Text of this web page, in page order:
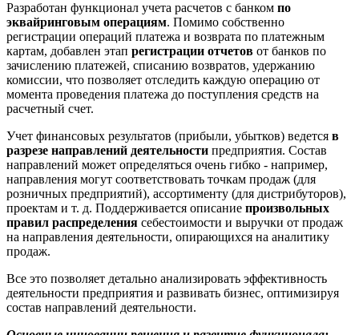
Разработан функционал учета расчетов с банком по
эквайринговым операциям. Помимо собственно
регистрации операций платежа и возврата по платежным
картам, добавлен этап регистрации отчетов от банков по
зачислению платежей, списанию возвратов, удержанию
комиссии, что позволяет отследить каждую операцию от
момента проведения платежа до поступления средств на
расчетный счет.
Учет финансовых результатов (прибыли, убытков) ведется в
разрезе направлений деятельности предприятия. Состав
направлений может определяться очень гибко - например,
направления могут соответствовать точкам продаж (для
розничных предприятий), ассортименту (для дистрибуторов),
проектам и т. д. Поддерживается описание произвольных
правил распределения себестоимости и выручки от продаж
на направления деятельности, опирающихся на аналитику
продаж.
Все это позволяет детально анализировать эффективность
деятельности предприятия и развивать бизнес, оптимизируя
состав направлений деятельности.